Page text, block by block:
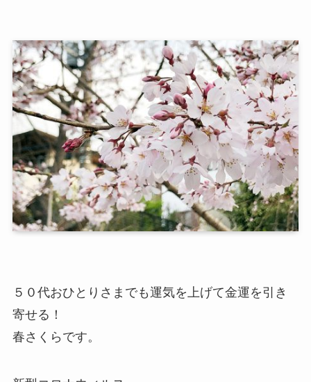
５０代おひとりさまでも運気を上げて金運を引き
寄せる！
春さくらです。